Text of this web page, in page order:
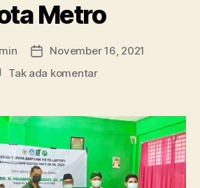
Metro
Tanggal
artikel
November 16, 2021
Tak ada komentarpada
Ma’arif
1
Metro
Satu-
Satunya